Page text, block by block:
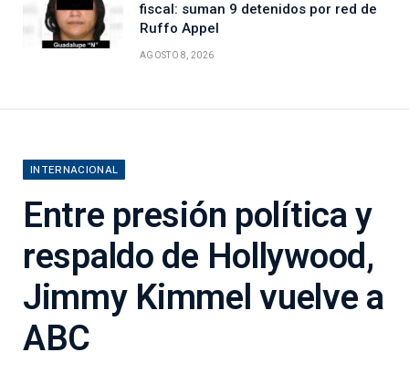
fiscal: suman 9 detenidos por red de
Ruffo Appel
AGOSTO 8, 2026
INTERNACIONAL
Entre presión política y
respaldo de Hollywood,
Jimmy Kimmel vuelve a
ABC